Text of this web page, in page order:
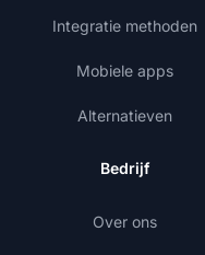
Integratie methoden
Mobiele apps
Alternatieven
Bedrijf
Over ons